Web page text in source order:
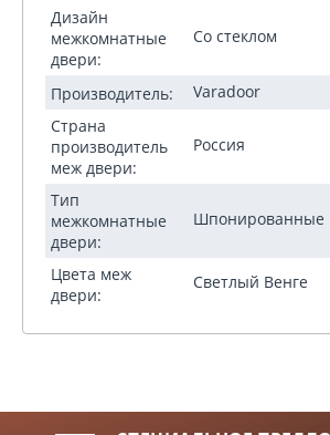
Дизайн
межкомнатные
двери:
Со стеклом
Производитель:
Varadoor
Страна
производитель
меж двери:
Россия
Тип
межкомнатные
двери:
Шпонированные
Цвета меж
двери:
Светлый Венге